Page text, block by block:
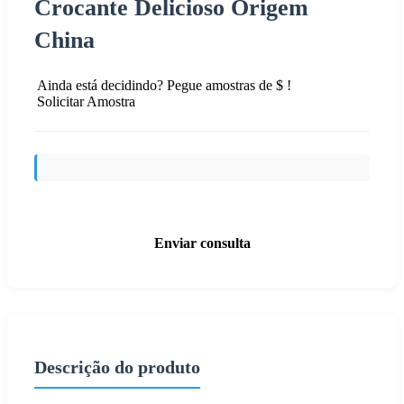
Crocante Delicioso Origem
China
Ainda está decidindo? Pegue amostras de $ !
Solicitar Amostra
Enviar consulta
Descrição do produto